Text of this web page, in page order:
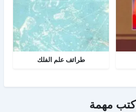
طرائف علم الفلك
كتب مهمة